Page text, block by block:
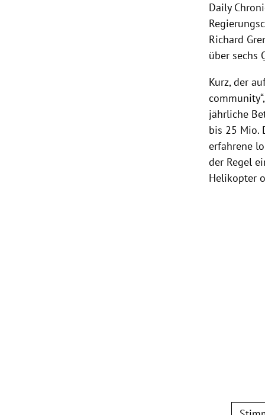
Daily
Richard
über sechs
Kurz, der
jährliche
bis 25 Mio.
erfahrene
der Regel
Helikopter